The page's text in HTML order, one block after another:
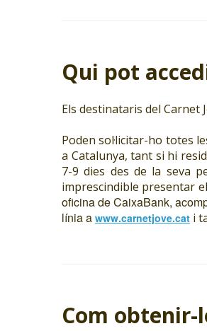
Qui pot
Els destinataris del Carnet
Poden sol·licitar-ho totes
a Catalunya, tant si hi
7-9 dies des de la seva
imprescindible presentar
oficina de CaixaBank,
línia a www.carnetjove.cat i
Com obtenir-